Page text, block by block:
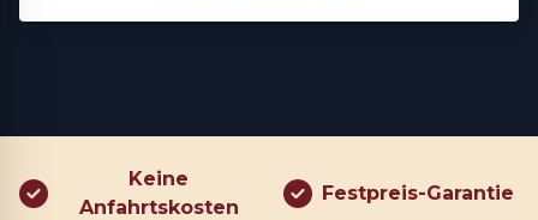
Keine
Anfahrtskosten
Festpreis-Garantie